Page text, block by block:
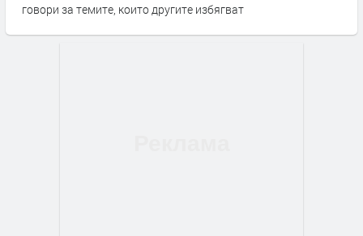
говори за темите, които другите избягват